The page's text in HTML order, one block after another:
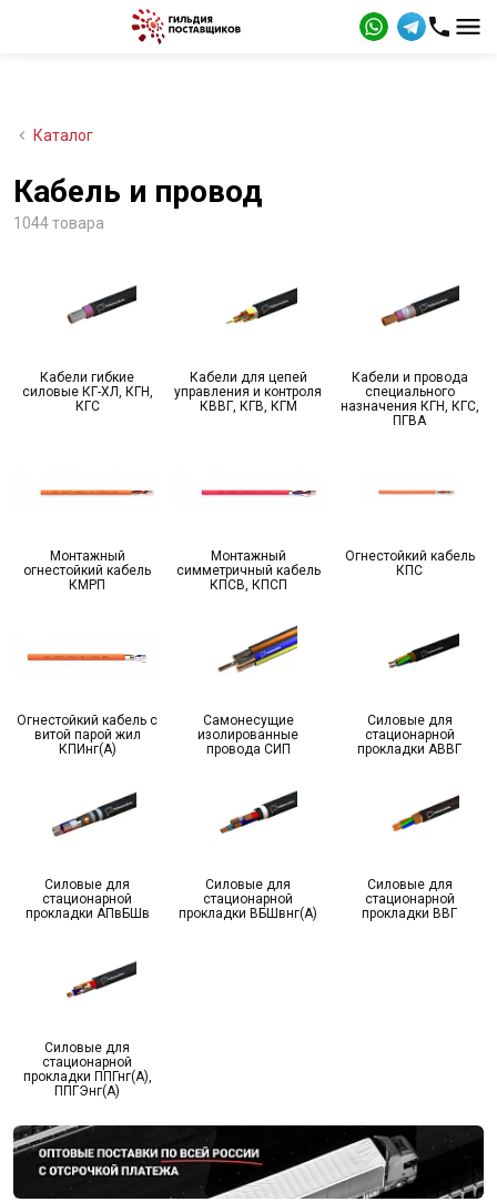
Каталог
Кабель и провод
1044 товара
Кабели гибкие
силовые КГ-ХЛ, КГН,
КГС
Кабели для цепей
управления и контроля
КВВГ, КГВ, КГМ
Кабели и провода
специального
назначения КГН, КГС,
ПГВА
Монтажный
огнестойкий кабель
КМРП
Монтажный
симмeтричный кабель
КПСВ, КПСП
Огнестойкий кабель
КПС
Огнестойкий кабель с
витой парой жил
КПИнг(А)
Самонесущие
изолированные
провода СИП
Силовые для
стационарной
прокладки АВВГ
Силовые для
стационарной
прокладки АПвБШв
Силовые для
стационарной
прокладки ВБШвнг(А)
Силовые для
стационарной
прокладки ВВГ
Силовые для
стационарной
прокладки ППГнг(А),
ППГЭнг(А)